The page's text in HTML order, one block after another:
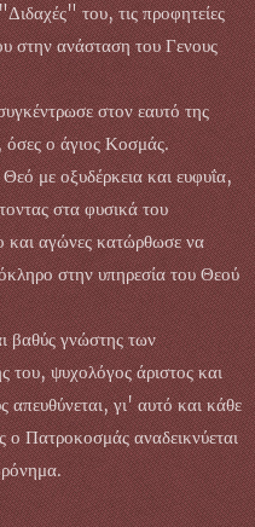
του, τις προφητείες
στην ανάσταση του Γενους
στον εαυτό της
όσες ο άγιος Κοσμάς.
με οξυδέρκεια και ευφυΐα,
στα φυσικά του
και αγώνες κατώρθωσε να
στην υπηρεσία του Θεού
βαθύς γνώστης των
του, ψυχολόγος άριστος και
απευθύνεται, γι' αυτό και κάθε
Πατροκοσμάς αναδεικνύεται